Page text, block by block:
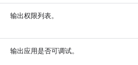
输出权限列表。
输出应用是否可调试。